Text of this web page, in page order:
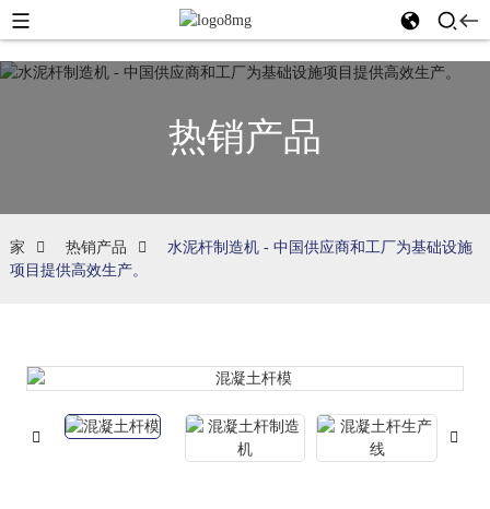
热销产品
家 热销产品
水泥杆制造机 - 中国供应商和工厂为基础设施
项目提供高效生产。